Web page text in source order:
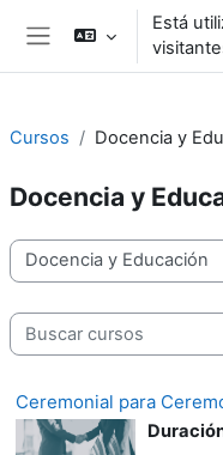
Salta al contenido principal
Panel lateral
Está
Cursos Docencia y
Docencia y
Categorías del curso
Buscar cursos
Ceremonial para